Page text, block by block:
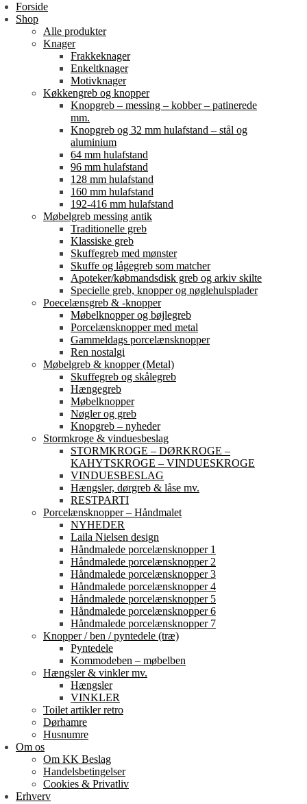
Forside
Shop
Alle produkter
Knager
Frakkeknager
Enkeltknager
Motivknager
Køkkengreb og knopper
Knopgreb – messing – kobber – patinerede
mm.
Knopgreb og 32 mm hulafstand – stål og
aluminium
64 mm hulafstand
96 mm hulafstand
128 mm hulafstand
160 mm hulafstand
192-416 mm hulafstand
Møbelgreb messing antik
Traditionelle greb
Klassiske greb
Skuffegreb med mønster
Skuffe og lågegreb som matcher
Apoteker/købmandsdisk greb og arkiv skilte
Specielle greb, knopper og nøglehulsplader
Poecelænsgreb & -knopper
Møbelknopper og bøjlegreb
Porcelænsknopper med metal
Gammeldags porcelænsknopper
Ren nostalgi
Møbelgreb & knopper (Metal)
Skuffegreb og skålegreb
Hængegreb
Møbelknopper
Nøgler og greb
Knopgreb – nyheder
Stormkroge & vinduesbeslag
STORMKROGE – DØRKROGE –
KAHYTSKROGE – VINDUESKROGE
VINDUESBESLAG
Hængsler, dørgreb & låse mv.
RESTPARTI
Porcelænsknopper – Håndmalet
NYHEDER
Laila Nielsen design
Håndmalede porcelænsknopper 1
Håndmalede porcelænsknopper 2
Håndmalede porcelænsknopper 3
Håndmalede porcelænsknopper 4
Håndmalede porcelænsknopper 5
Håndmalede porcelænsknopper 6
Håndmalede porcelænsknopper 7
Knopper / ben / pyntedele (træ)
Pyntedele
Kommodeben – møbelben
Hængsler & vinkler mv.
Hængsler
VINKLER
Toilet artikler retro
Dørhamre
Husnumre
Om os
Om KK Beslag
Handelsbetingelser
Cookies & Privatliv
Erhverv